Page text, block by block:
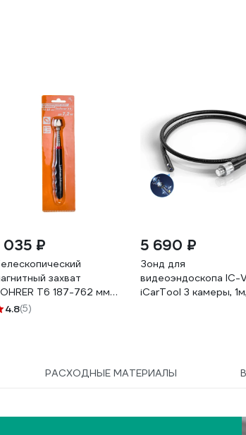
035 ₽
захват
Т6 187-762 мм
до 7,2 кг 72551876
4.8(5)
5 690 ₽
Зонд для
видеоэндоскопа IC-
iCarTool 3 камеры,
РАСХОДНЫЕ МАТЕРИАЛЫ